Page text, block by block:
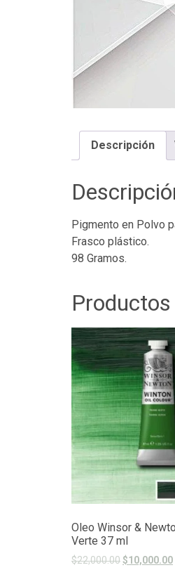
Descripción
Pigmento en Polvo
Frasco plástico.
98 Gramos.
Oleo Winsor &
Verte 37 ml
$22,000.00$10,000.00